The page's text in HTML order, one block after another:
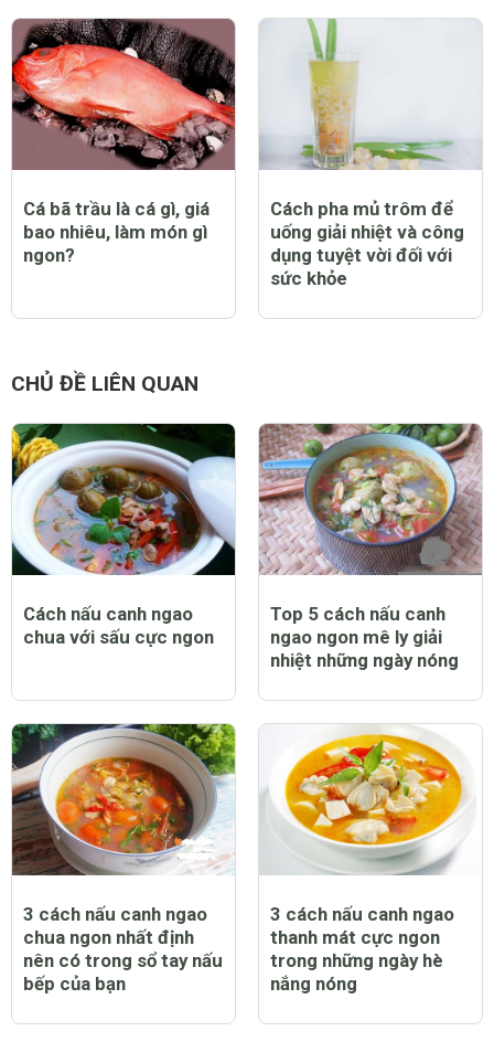
Cá bã trầu là cá gì, giá
bao nhiêu, làm món gì
ngon?
Cách pha mủ trôm để
uống giải nhiệt và công
dụng tuyệt vời đối với
sức khỏe
CHỦ ĐỀ LIÊN QUAN
Cách nấu canh ngao
chua với sấu cực ngon
Top 5 cách nấu canh
ngao ngon mê ly giải
nhiệt những ngày nóng
3 cách nấu canh ngao
chua ngon nhất định
nên có trong sổ tay nấu
bếp của bạn
3 cách nấu canh ngao
thanh mát cực ngon
trong những ngày hè
nắng nóng